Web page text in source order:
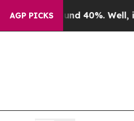
AGP PICKS
Around 40%. Well, it Didn’t